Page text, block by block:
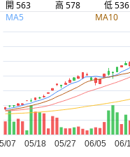
開 563 高 578 低 536
MA5
MA10